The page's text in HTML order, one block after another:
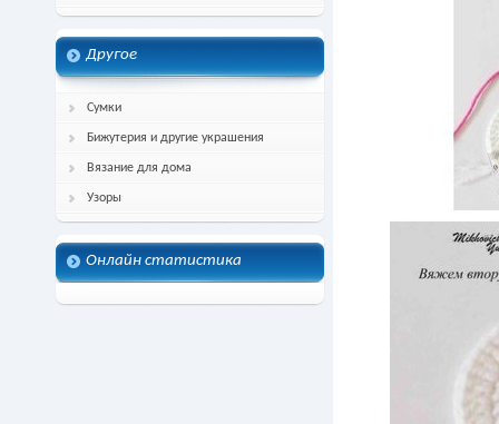
Другое
Сумки
Бижутерия и другие украшения
Вязание для дома
Узоры
Онлайн статистика